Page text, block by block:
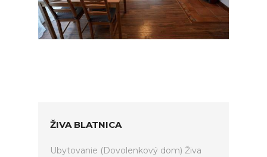
ŽIVA BLATNICA
Ubytovanie (Dovolenkový dom) Živa